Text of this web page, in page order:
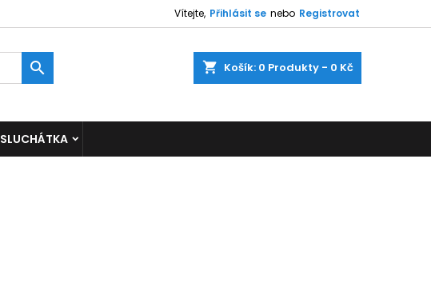
Vítejte, Přihlásit se nebo Registrovat
shopping_cart Košík: 0 Produkty - 0 Kč

SLUCHÁTKA